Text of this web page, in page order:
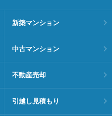
新築マンション
中古マンション
不動産売却
引越し見積もり